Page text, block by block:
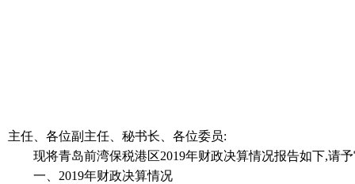
主任、各位副主任、秘书长、各位委员:
现将青岛前湾保税港区2019年财政决算情况报告如下,请予
一、2019年财政决算情况